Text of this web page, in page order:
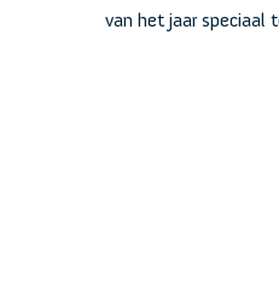
van het jaar speciaal